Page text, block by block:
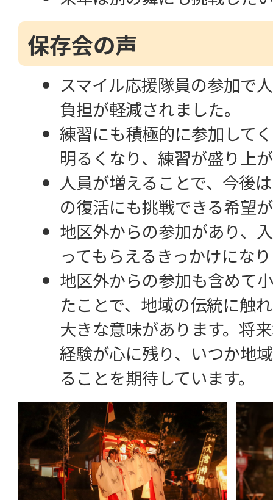
保存会の声
スマイル応援隊員の参加で
負担が軽減されました。
練習にも積極的に参加して
明るくなり、練習が盛り上
人員が増えることで、今後
の復活にも挑戦できる希望
地区外からの参加があり、
ってもらえるきっかけにな
地区外からの参加も含めて
たことで、地域の伝統に触
大きな意味があります。将
経験が心に残り、いつか地
ることを期待しています。